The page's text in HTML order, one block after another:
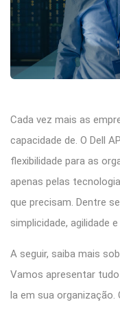
Cada vez mais as
capacidade de. O Dell
flexibilidade para as
apenas pelas
que precisam. Dentre
simplicidade, agilidade
A seguir, saiba mais
Vamos apresentar
la em sua